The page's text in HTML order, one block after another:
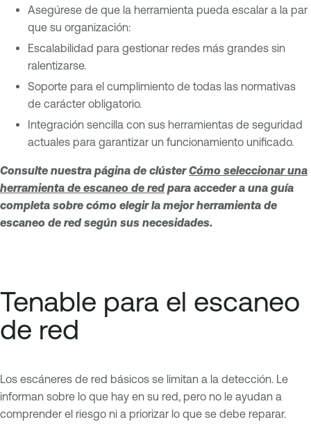
Asegúrese de que la herramienta pueda escalar a la par
que su organización:
Escalabilidad para gestionar redes más grandes sin
ralentizarse.
Soporte para el cumplimiento de todas las normativas
de carácter obligatorio.
Integración sencilla con sus herramientas de seguridad
actuales para garantizar un funcionamiento unificado.
Consulte nuestra página de clústerCómo seleccionar una
herramienta de escaneo de redpara acceder a una guía
completa sobre cómo elegir la mejor herramienta de
escaneo de red según sus necesidades.
Tenable para el escaneo
de red
Los escáneres de red básicos se limitan a la detección. Le
informan sobre lo que hay en su red, pero no le ayudan a
comprender el riesgo ni a priorizar lo que se debe reparar.